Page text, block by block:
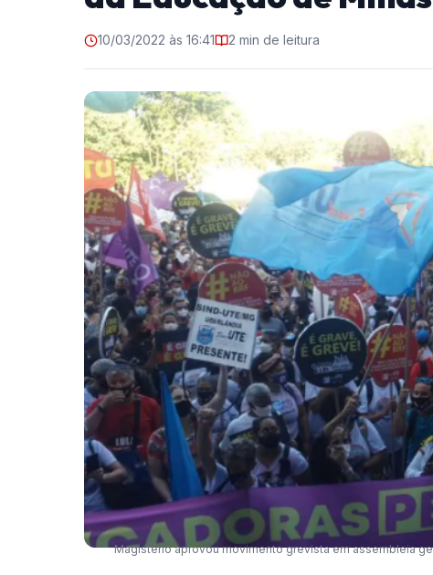
10/03/2022 às 16:41 2 min de leitura
Magistério aprovou movimento grevista em assembleia